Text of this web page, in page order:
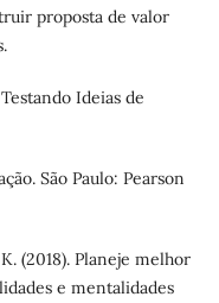
proposta de valor
Ideias de
São Paulo: Pearson
(2018). Planeje melhor
e mentalidades